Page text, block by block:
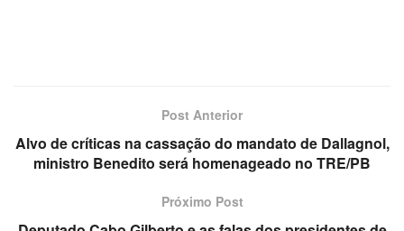
Post Anterior
Alvo de críticas na cassação do mandato de Dallagnol,
ministro Benedito será homenageado no TRE/PB
Próximo Post